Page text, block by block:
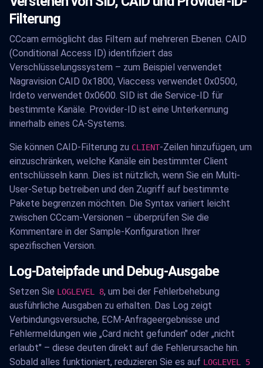
Filterung
CCcam ermöglicht das Filtern auf mehreren Ebenen. CAID
(Conditional Access ID) identifiziert das
Verschlüsselungssystem – zum Beispiel verwendet
Nagravision CAID 0x1800, Viaccess verwendet 0x0500,
Irdeto verwendet 0x0600. SID ist die Service-ID für
bestimmte Kanäle. Provider-ID ist eine Unterkennung
innerhalb eines CA-Systems.
Sie können CAID-Filterung zu CLIENT-Zeilen hinzufügen, um
einzuschränken, welche Kanäle ein bestimmter Client
entschlüsseln kann. Dies ist nützlich, wenn Sie ein Multi-
User-Setup betreiben und den Zugriff auf bestimmte
Pakete begrenzen möchten. Die Syntax variiert leicht
zwischen CCcam-Versionen – überprüfen Sie die
Kommentare in der Sample-Konfiguration Ihrer
spezifischen Version.
Log-Dateipfade und Debug-Ausgabe
Setzen Sie LOGLEVEL 8, um bei der Fehlerbehebung
ausführliche Ausgaben zu erhalten. Das Log zeigt
Verbindungsversuche, ECM-Anfrageergebnisse und
Fehlermeldungen wie „Card nicht gefunden" oder „nicht
erlaubt" – diese deuten direkt auf die Fehlerursache hin.
Sobald alles funktioniert, reduzieren Sie es auf LOGLEVEL 5